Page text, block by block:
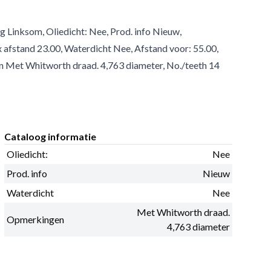
Linksom, Oliedicht: Nee, Prod. info Nieuw,
23.00, Waterdicht Nee, Afstand voor: 55.00,
Met Whitworth draad. 4,763 diameter, No./teeth 14
Cataloog informatie
Oliedicht:
Nee
Prod. info
Nieuw
Waterdicht
Nee
Opmerkingen
Met Whitworth draad.
4,763 diameter